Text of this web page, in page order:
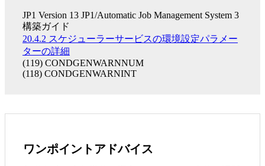
JP1 Version 13 JP1/Automatic Job Management System 3
構築ガイド
20.4.2 スケジューラーサービスの環境設定パラメー
ターの詳細
(119) CONDGENWARNNUM
(118) CONDGENWARNINT
ワンポイントアドバイス